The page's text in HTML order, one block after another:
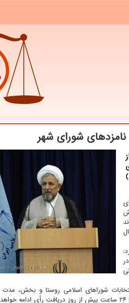
وفق ماده ۶۲ آیین نامه اجرایی انتخابات شوراهای اسلامی